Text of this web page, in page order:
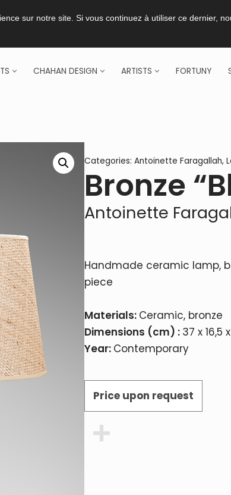
sur notre site. Si vous continuez à utiliser ce dernier,
CHAHAN DESIGN ARTISTS FORTUNY
Categories: Antoinette Faragallah,
Bronze
Antoinette
Handmade ceramic lamp,
piece
Materials: Ceramic, bronze
Dimensions (cm) : 37 x 16,5
Year: Contemporary
Price upon request